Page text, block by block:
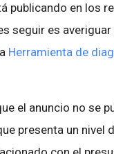
publicando en los
seguir es
Herramienta de
el anuncio no se
presenta un nivel